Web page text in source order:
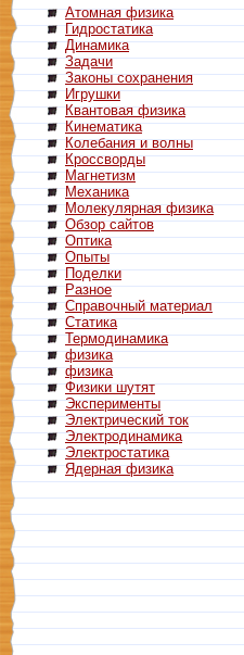
Атомная физика
Гидростатика
Динамика
Задачи
Законы сохранения
Игрушки
Квантовая физика
Кинематика
Колебания и волны
Кроссворды
Магнетизм
Механика
Молекулярная физика
Обзор сайтов
Оптика
Опыты
Поделки
Разное
Справочный материал
Статика
Термодинамика
физика
физика
Физики шутят
Эксперименты
Электрический ток
Электродинамика
Электростатика
Ядерная физика